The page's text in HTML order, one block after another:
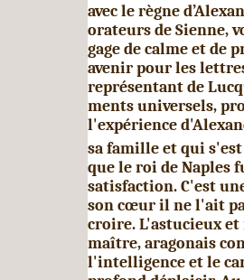
avec lerègne
orateurs de Sienne,
gage de calme et de
avenir pour les
représentant de
ments universels,
l'expérience
sa famille et qui
que le roi de Naples
satisfaction. C'est
son cœur il ne l'ait
croire. L'astucieux
maître, aragonais
l'intelligence et le